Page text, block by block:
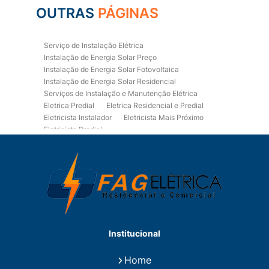
OUTRAS PÁGINAS
Serviço de Instalação Elétrica
Instalação de Energia Solar Preço
Instalação de Energia Solar Fotovoltaica
Instalação de Energia Solar Residencial
Serviços de Instalação e Manutenção Elétrica
Eletrica Predial
Eletrica Residencial e Predial
Eletricista Instalador
Eletricista Mais Próximo
Eletricista Predial
Eletricista Residencial
Eletricista Residencial E Predial
Eletricistas de Manutenção
Empresa de Instalações Elétricas
Empresa de Manutenção Eletrica
Empresa de Prestação de Serviços Eletricos
Fiação para Instalação Eletrica Residencial
Instalação de Energia Solar Residencial Preço
Institucional
Home